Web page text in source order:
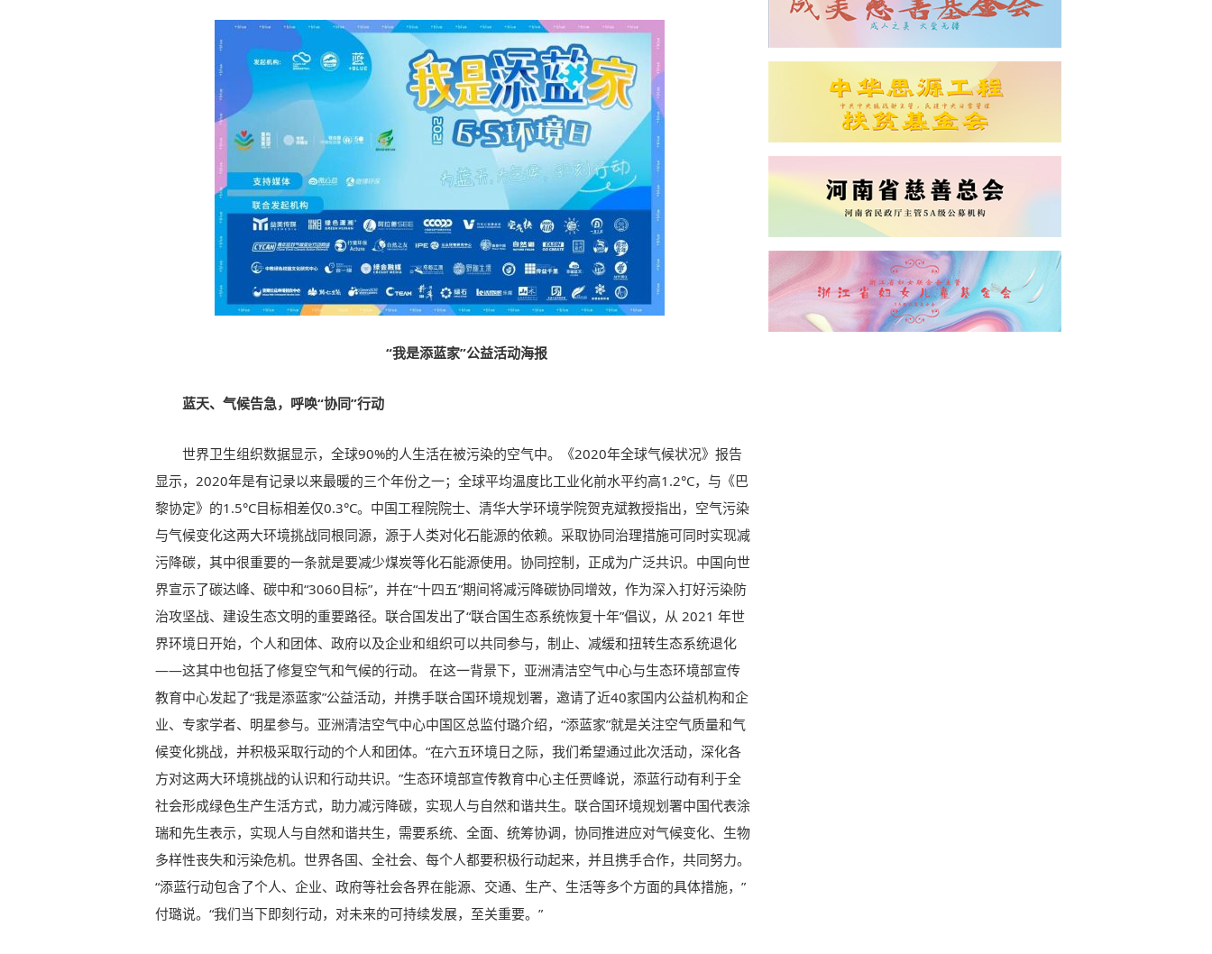
“我是添蓝家”公益活动海报
蓝天、气候告急，呼唤“协同”行动
世界卫生组织数据显示，全球90%的人生活在被污染的空气中。《2020年全球气候状况》报告
显示，2020年是有记录以来最暖的三个年份之一；全球平均温度比工业化前水平约高1.2°C，与《巴
黎协定》的1.5°C目标相差仅0.3°C。中国工程院院士、清华大学环境学院贺克斌教授指出，空气污染
与气候变化这两大环境挑战同根同源，源于人类对化石能源的依赖。采取协同治理措施可同时实现减
污降碳，其中很重要的一条就是要减少煤炭等化石能源使用。协同控制，正成为广泛共识。中国向世
界宣示了碳达峰、碳中和“3060目标”，并在“十四五”期间将减污降碳协同增效，作为深入打好污染防
治攻坚战、建设生态文明的重要路径。联合国发出了“联合国生态系统恢复十年”倡议，从 2021 年世
界环境日开始，个人和团体、政府以及企业和组织可以共同参与，制止、减缓和扭转生态系统退化
——这其中也包括了修复空气和气候的行动。 在这一背景下，亚洲清洁空气中心与生态环境部宣传
教育中心发起了“我是添蓝家”公益活动，并携手联合国环境规划署，邀请了近40家国内公益机构和企
业、专家学者、明星参与。亚洲清洁空气中心中国区总监付璐介绍，“添蓝家”就是关注空气质量和气
候变化挑战，并积极采取行动的个人和团体。“在六五环境日之际，我们希望通过此次活动，深化各
方对这两大环境挑战的认识和行动共识。”生态环境部宣传教育中心主任贾峰说，添蓝行动有利于全
社会形成绿色生产生活方式，助力减污降碳，实现人与自然和谐共生。联合国环境规划署中国代表涂
瑞和先生表示，实现人与自然和谐共生，需要系统、全面、统筹协调，协同推进应对气候变化、生物
多样性丧失和污染危机。世界各国、全社会、每个人都要积极行动起来，并且携手合作，共同努力。
“添蓝行动包含了个人、企业、政府等社会各界在能源、交通、生产、生活等多个方面的具体措施，”
付璐说。“我们当下即刻行动，对未来的可持续发展，至关重要。”